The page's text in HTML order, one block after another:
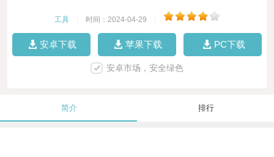
工具 时间：2024-04-29
安卓下载 苹果下载 PC下载
安卓市场，安全绿色
简介 排行